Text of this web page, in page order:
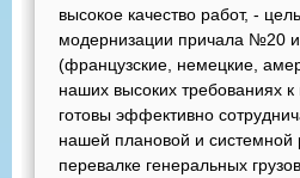
высокое качество работ, -
модернизации причала №20 и
(французские, немецкие,
наших высоких требованиях
готовы эффективно
нашей плановой и системной
перевалке генеральных